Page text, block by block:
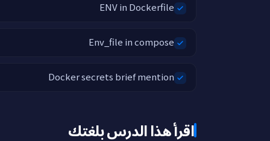
ENV in Dockerfile
Env_file in compose
Docker secrets brief mention
اقرأ هذا الدرس بلغتك